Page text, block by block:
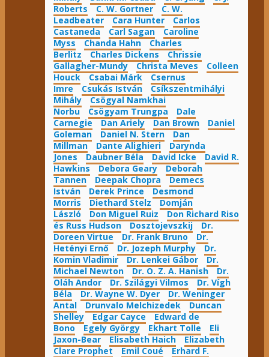
Roberts
C. W. Gortner
C. W.
Leadbeater
Cara Hunter
Carlos
Castaneda
Carl Sagan
Caroline
Myss
Chanda Hahn
Charles
Berlitz
Charles Dickens
Chrissie
Gallagher-Mundy
Christa Meves
Colleen
Houck
Csabai Márk
Csernus
Imre
Csukás István
Csíkszentmihályi
Mihály
Csögyal Namkhai
Norbu
Csögyam Trungpa
Dale
Carnegie
Dan Ariely Dan Brown
Daniel
Goleman
Daniel N. Stern
Dan
Millman
Dante Alighieri
Darynda
Jones
Daubner Béla David Icke
David R.
Hawkins
Debora Geary
Deborah
Tannen
Deepak Chopra
Demecs
István
Derek Prince
Desmond
Morris
Diethard Stelz
Domján
László
Don Miguel Ruiz
Don Richard Riso
és Russ Hudson
Dosztojevszkij
Dr.
Doreen Virtue
Dr. Frank Bruno
Dr.
Hetényi Ernő
Dr. Jozeph Murphy
Dr.
Komin Vladimir
Dr. Lenkei Gábor
Dr.
Michael Newton
Dr. O. Z. A. Hanish
Dr.
Oláh Andor
Dr. Szilágyi Vilmos
Dr. Vígh
Béla
Dr. Wayne W. Dyer
Dr. Weninger
Antal
Drunvalo Melchizedek
Duncan
Shelley
Edgar Cayce
Edward de
Bono
Egely György Ekhart Tolle
Eli
Jaxon-Bear
Elisabeth Haich
Elizabeth
Clare Prophet
Emil Coué
Erhard F.